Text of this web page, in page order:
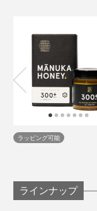
り、本品も「残留
不純物をろ過し
と熟成。その間
を経てグレードご
採蜜したばかり
成する間に、DHA
がMGOに変換し
「マヌカハニー
から、専門店の高
ラッピング可能
ラインナップ